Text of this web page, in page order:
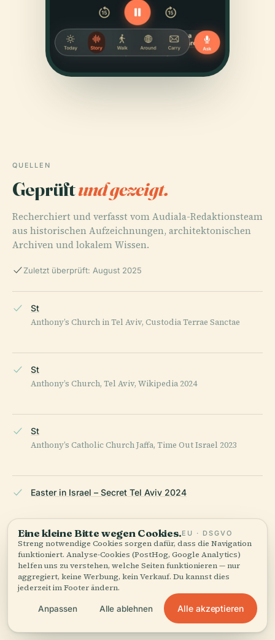
QUELLEN
Geprüftund gezeigt.
Recherchiert und verfasst vom Audiala-Redaktionsteam
aus historischen Aufzeichnungen, architektonischen
Archiven und lokalem Wissen.
Zuletzt überprüft: August 2025
St
Anthony’s Church in Tel Aviv, Custodia Terrae Sanctae
St
Anthony’s Church, Tel Aviv, Wikipedia 2024
St
Anthony’s Catholic Church Jaffa, Time Out Israel 2023
Easter in Israel – Secret Tel Aviv 2024
St
Anthony’s Church Tel Aviv, Trek Zone 2023
Anthony’s Coptic Church, Weekday Masses UK
Eine kleine Bitte wegen Cookies.EU · DSGVO
Streng notwendige Cookies sorgen dafür, dass die Navigation
funktioniert. Analyse-Cookies (PostHog, Google Analytics)
helfen uns zu verstehen, welche Seiten funktionieren — nur
aggregiert, keine Werbung, kein Verkauf. Du kannst dies
jederzeit im Footer ändern.
Anpassen Alle ablehnen Alle akzeptieren